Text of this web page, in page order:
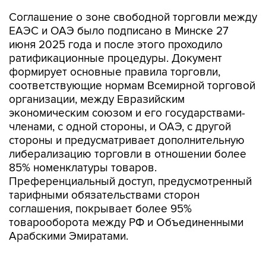
Соглашение о зоне свободной торговли между
ЕАЭС и ОАЭ было подписано в Минске 27
июня 2025 года и после этого проходило
ратификационные процедуры. Документ
формирует основные правила торговли,
соответствующие нормам Всемирной торговой
организации, между Евразийским
экономическим союзом и его государствами-
членами, с одной стороны, и ОАЭ, с другой
стороны и предусматривает дополнительную
либерализацию торговли в отношении более
85% номенклатуры товаров.
Преференциальный доступ, предусмотренный
тарифными обязательствами сторон
соглашения, покрывает более 95%
товарооборота между РФ и Объединенными
Арабскими Эмиратами.